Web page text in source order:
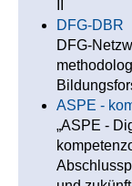
DFG-DBR
DFG-
ASPE -
„ASPE -